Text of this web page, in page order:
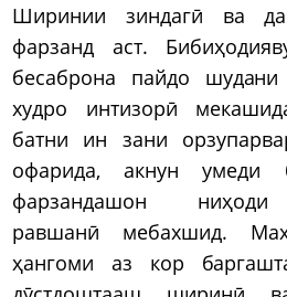
Ширинии зиндагӣ ва
фарзанд аст.
бесаброна пайдо
худро интизорӣ
батни ин зани
офарида, акнун умеди
фарзандашон ниҳоди
равшанӣ мебахшид.
ҳангоми аз кор